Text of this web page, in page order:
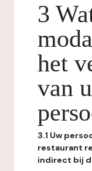
3
het
van
3.1 Uw
restaurant
indirect bij